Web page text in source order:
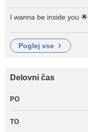
I wanna be inside you 🌟
poglej vse
Delovni čas
PO
TO